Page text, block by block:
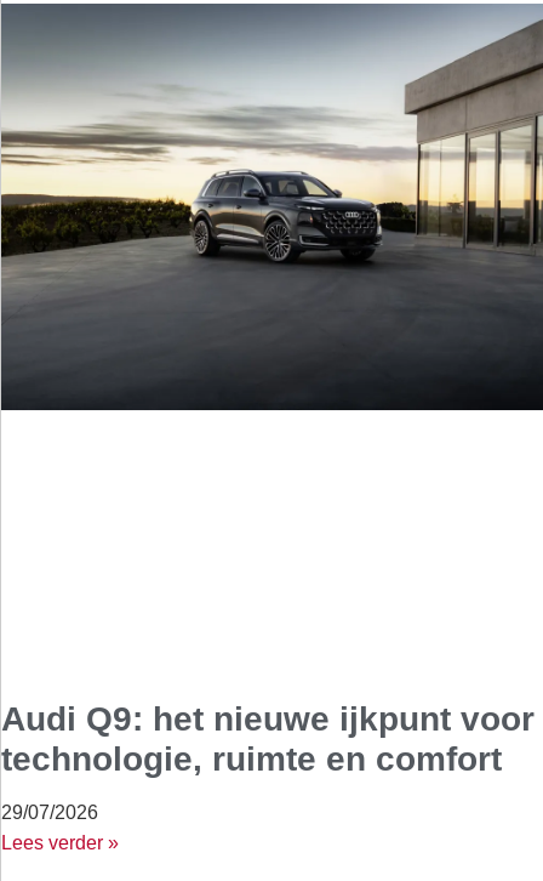
Audi Q9: het nieuwe ijkpunt voor
technologie, ruimte en comfort
29/07/2026
Lees verder »